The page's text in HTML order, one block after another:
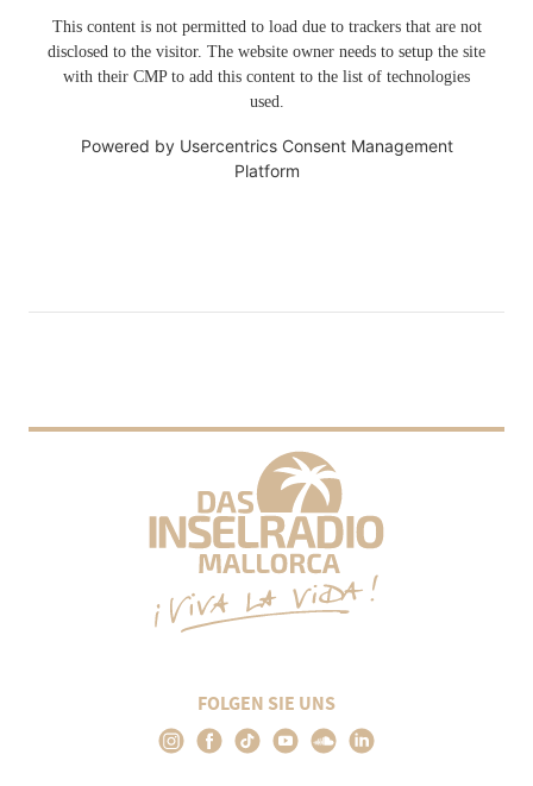
This content is not permitted to load due to trackers that are not
disclosed to the visitor. The website owner needs to setup the site
with their CMP to add this content to the list of technologies
used.
Powered by Usercentrics Consent Management
Platform
FOLGEN SIE UNS